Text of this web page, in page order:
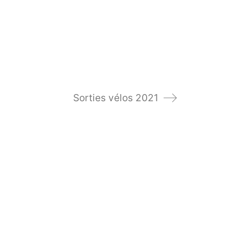
Sorties vélos 2021